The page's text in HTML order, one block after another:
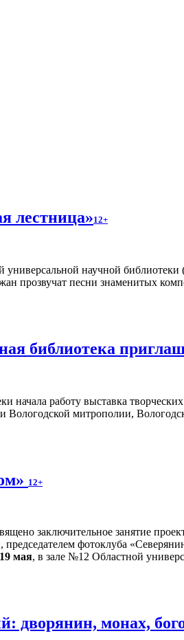
лестница»12+
универсальной научной
прозвучат песни знаменитых
библиотека
начала работу выставка
Вологодской митрополии,
12+
заключительное занятие
фотоклуба
19 мая, в зале №12 Областной
дворянин, монах,